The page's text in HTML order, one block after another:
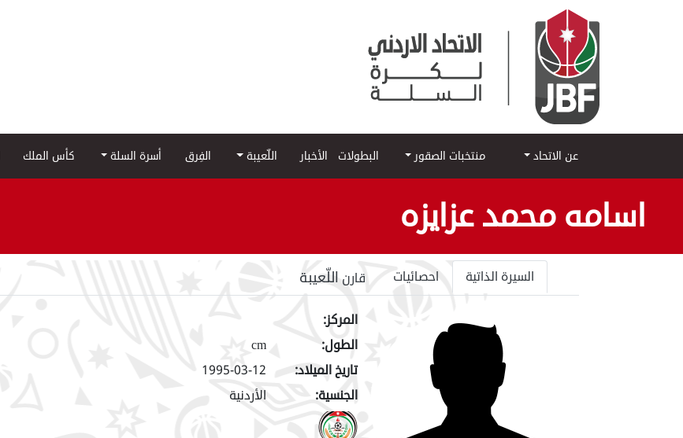
عن الاتحاد منتخبات الصقور البطولات الأخبار اللّعيبة الفِرق أسرة السلة كأس الملك
اسامه محمد عزايزه
السيرة الذاتية احصائيات قارن اللّعيبة
المركز:
الطول:
cm
تاريخ الميلاد:
1995-03-12
الجنسية:
الأردنية